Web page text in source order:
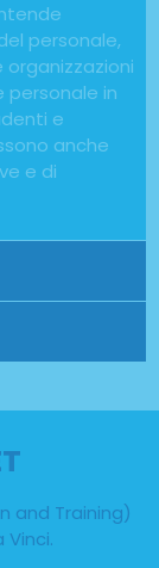
personale,
organizzazioni
personale in
e
anche
e di
and Training)
Vinci.​​